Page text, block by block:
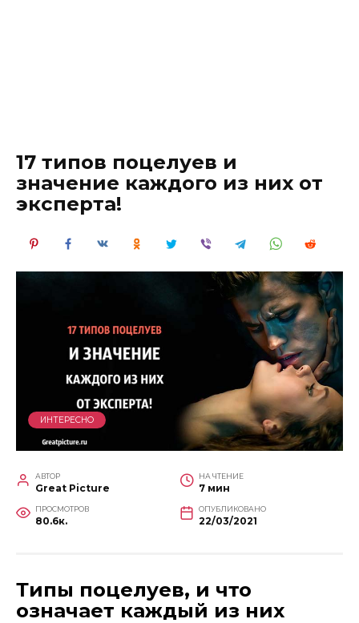
17 типов поцелуев и
значение каждого из них от
эксперта!
ИНТЕРЕСНО
АВТОР
Great Picture
НА ЧТЕНИЕ
7 мин
ПРОСМОТРОВ
80.6к.
ОПУБЛИКОВАНО
22/03/2021
Типы поцелуев, и что
означает каждый из них